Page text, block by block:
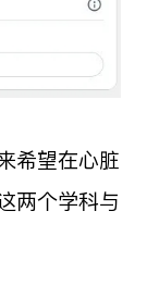
希望在心脏
两个学科与